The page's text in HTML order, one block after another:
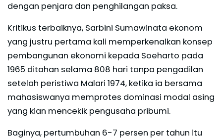
dengan penjara dan penghilangan paksa.
Kritikus terbaiknya, Sarbini Sumawinata ekonom
yang justru pertama kali memperkenalkan konsep
pembangunan ekonomi kepada Soeharto pada
1965 ditahan selama 808 hari tanpa pengadilan
setelah peristiwa Malari 1974, ketika ia bersama
mahasiswanya memprotes dominasi modal asing
yang kian mencekik pengusaha pribumi.
Baginya, pertumbuhan 6-7 persen per tahun itu